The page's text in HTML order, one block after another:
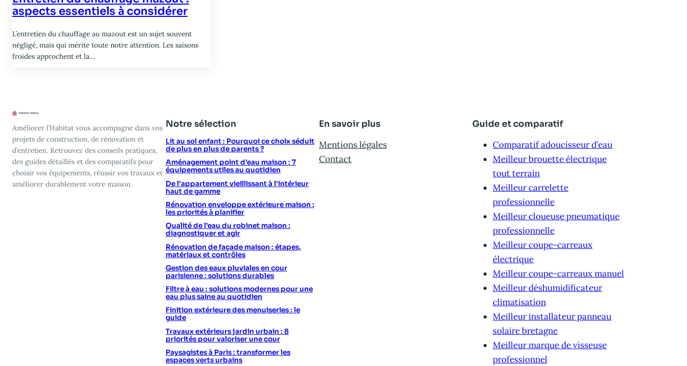
aspects essentiels à considérer
L’entretien du chauffage au mazout est un sujet souvent
négligé, mais qui mérite toute notre attention. Les saisons
froides approchent et la…
Améliorer l’Habitat vous accompagne dans vos
projets de construction, de rénovation et
d’entretien. Retrouvez des conseils pratiques,
des guides détaillés et des comparatifs pour
choisir vos équipements, réussir vos travaux et
améliorer durablement votre maison.
Notre sélection
Lit au sol enfant : Pourquoi ce choix séduit
de plus en plus de parents ?
Aménagement point d’eau maison : 7
équipements utiles au quotidien
De l’appartement vieillissant à l’intérieur
haut de gamme
Rénovation enveloppe extérieure maison :
les priorités à planifier
Qualité de l’eau du robinet maison :
diagnostiquer et agir
Rénovation de façade maison : étapes,
matériaux et contrôles
Gestion des eaux pluviales en cour
parisienne : solutions durables
Filtre à eau : solutions modernes pour une
eau plus saine au quotidien
Finition extérieure des menuiseries : le
guide
Travaux extérieurs jardin urbain : 8
priorités pour valoriser une cour
Paysagistes à Paris : transformer les
espaces verts urbains
En savoir plus
Mentions légales
Contact
Guide et comparatif
Comparatif adoucisseur d’eau
Meilleur brouette électrique
tout terrain
Meilleur carrelette
professionnelle
Meilleur cloueuse pneumatique
professionnelle
Meilleur coupe-carreaux
électrique
Meilleur coupe-carreaux manuel
Meilleur déshumidificateur
climatisation
Meilleur installateur panneau
solaire bretagne
Meilleur marque de visseuse
professionnel